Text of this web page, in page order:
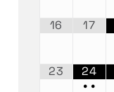
16 17
23
24
• •